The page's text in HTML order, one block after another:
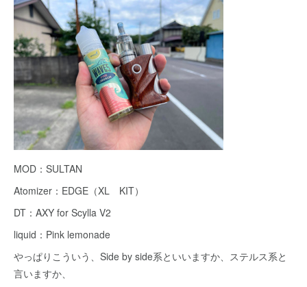
MOD：SULTAN
Atomizer：EDGE（XL KIT）
DT：AXY for Scylla V2
liquid：Pink lemonade
やっぱりこういう、Side by side系といいますか、ステルス系と
言いますか、